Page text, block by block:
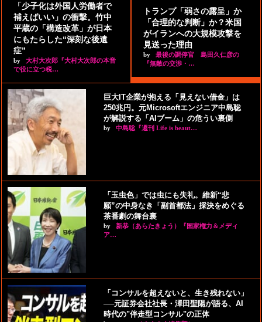
「少子化は外国人労働者で
補えばいい」の衝撃。竹中
平蔵の「構造改革」が日本
にもたらした“深刻な後遺
症”
by
大村大次郎『大村大次郎の本音
で役に立つ税…
トランプ「弱さの露呈」か
「合理的な判断」か？米国
がイランへの大規模攻撃を
見送った理由
by
最後の調停官 島田久仁彦の
『無敵の交渉・…
巨大IT企業が抱える「見えない借金」は
250兆円。元Microsoftエンジニア中島聡
が解説する「AIブーム」の危うい裏側
by 中島聡『週刊 Life is beaut…
「玉虫色」では虫にも失礼。維新“悲
願”の中身なき「副首都法」採決をめぐる
茶番劇の舞台裏
by
新恭（あらたきょう）『国家権力＆メディ
ア…
「コンサルを超えないと、生き残れない」
──元証券会社社長・澤田聖陽が語る、AI
時代の"伴走型コンサル"の正体